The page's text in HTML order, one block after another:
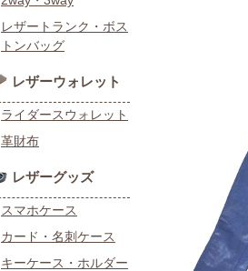
レザートランク・ボス
トンバッグ
レザーウォレット
ライダースウォレット
革財布
レザーグッズ
スマホケース
カード・名刺ケース
キーケース・ホルダー